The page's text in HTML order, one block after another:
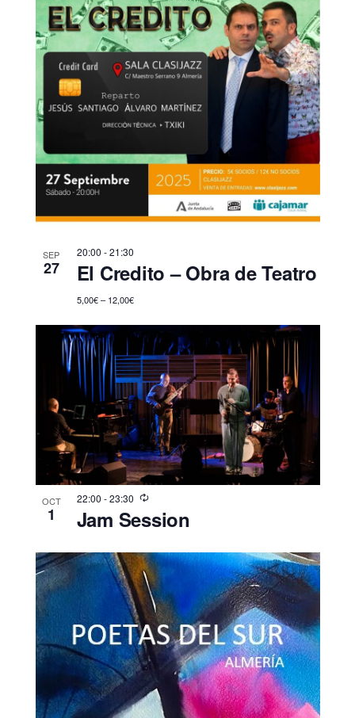
SEP
27
20:00 -21:30
El Credito – Obra de Teatro
5,00€ – 12,00€
OCT
1
22:00 -23:30
Jam Session